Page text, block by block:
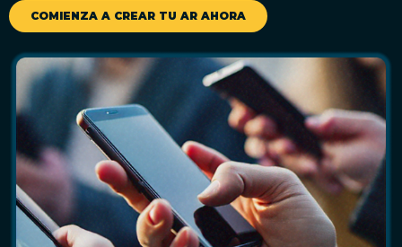
COMIENZA A CREAR TU AR AHORA